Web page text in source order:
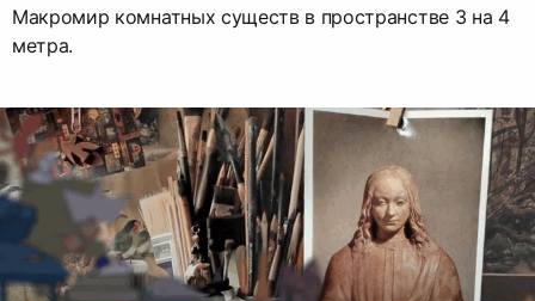
Макромир комнатных существ в пространстве 3 на 4
метра.